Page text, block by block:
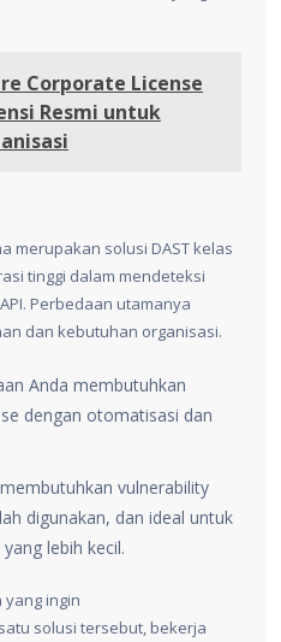
Corporate License
Resmi untuk
merupakan solusi DAST kelas
tinggi dalam mendeteksi
Perbedaan utamanya
dan kebutuhan organisasi.
Anda membutuhkan
dengan otomatisasi dan
vulnerability
digunakan, dan ideal untuk
lebih kecil.
ingin
solusi tersebut, bekerja